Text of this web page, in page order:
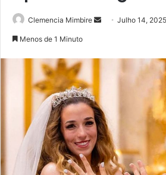
Clemencia Mimbire
SendJulho 14, 2025
Menos de 1 Minuto